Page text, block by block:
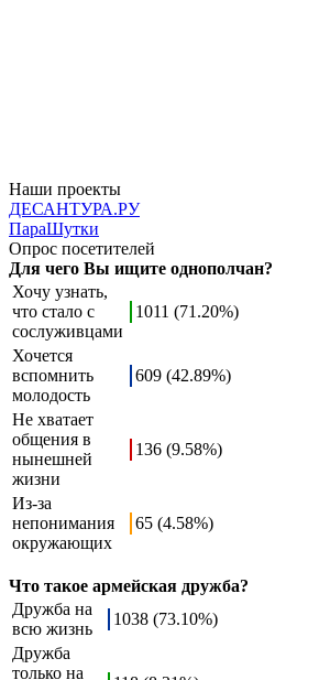
Наши проекты
ДЕСАНТУРА.РУ
ПараШутки
Опрос посетителей
Для чего Вы ищите однополчан?
Хочу узнать,
что стало с
сослуживцами
1011 (71.20%)
Хочется
вспомнить
молодость
609 (42.89%)
Не хватает
общения в
нынешней
жизни
136 (9.58%)
Из-за
непонимания
окружающих
65 (4.58%)
Что такое армейская дружба?
Дружба на
всю жизнь
1038 (73.10%)
Дружба
только на